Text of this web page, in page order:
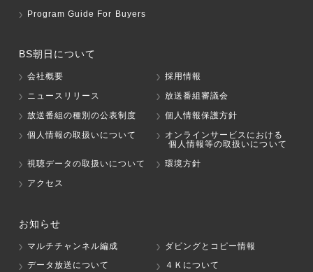
Program Guide For Buyers
BS朝日について
会社概要
採用情報
ニュースリリース
放送番組審議会
放送番組の種別の公表制度
個人情報保護方針
個人情報の取扱いについて
オンラインサービスにおける
個人情報等の取扱いについて
視聴データの取扱いについて
環境方針
アクセス
お知らせ
マルチチャンネル編成
ダビングとコピー情報
データ放送について
４Ｋについて